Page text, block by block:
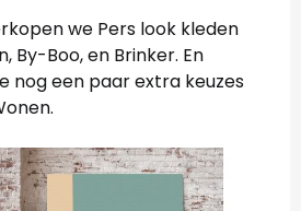
we Pers look kleden
By-Boo, en Brinker. En
nog een paar extra keuzes